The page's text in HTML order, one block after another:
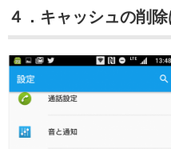
４．キャッシュの削